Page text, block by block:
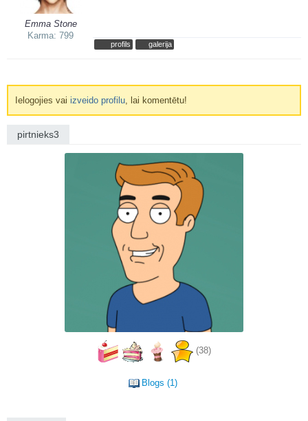
Emma Stone
Karma: 799
profils galerija
Ielogojies vaiizveido profilu , lai komentētu!
pirtnieks3
(38)
Blogs (1)